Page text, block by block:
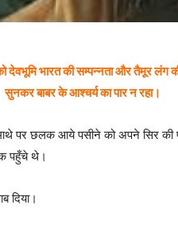
देवभूमि भारत की सम्पन्नता और तैमूर
सुनकर बाबर के आश्चर्य का पार न रहा।
पर छलक आये पसीने को अपने सिर की
पहुँचे थे।
दिया।